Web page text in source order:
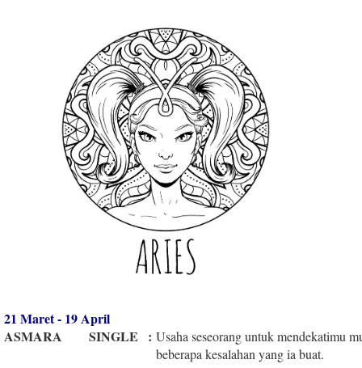
21 Maret - 19 April
ASMARA
SINGLE : Usaha seseorang untuk mendekatimu
beberapa kesalahan yang ia buat.